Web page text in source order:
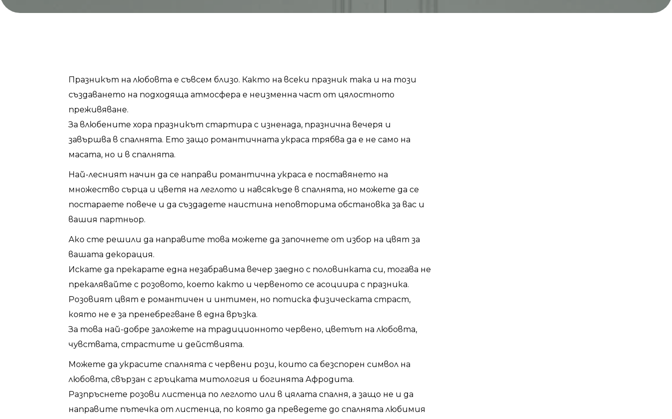
Празникът на любовта е съвсем близо. Както на всеки празник така и на този
създаването на подходяща атмосфера е неизменна част от цялостното
преживяване.
За влюбените хора празникът стартира с изненада, празнична вечеря и
завършва в спалнята. Ето защо романтичната украса трябва да е не само на
масата, но и в спалнята.
Най-лесният начин да се направи романтична украса е поставянето на
множество сърца и цветя на леглото и навсякъде в спалнята, но можете да се
постараете повече и да създадете наистина неповторима обстановка за вас и
вашия партньор.
Ако сте решили да направите това можете да започнете от избор на цвят за
вашата декорация.
Искате да прекарате една незабравима вечер заедно с половинката си, тогава не
прекалявайте с розовото, което както и червеното се асоциира с празника.
Розовият цвят е романтичен и интимен, но потиска физическата страст,
която не е за пренебрегване в една връзка.
За това най-добре заложете на традиционното червено, цветът на любовта,
чувствата, страстите и действията.
Можете да украсите спалнята с червени рози, които са безспорен символ на
любовта, свързан с гръцката митология и богинята Афродита.
Разпръснете розови листенца по леглото или в цялата спалня, а защо не и да
направите пътечка от листенца, по която да преведете до спалнята любимия